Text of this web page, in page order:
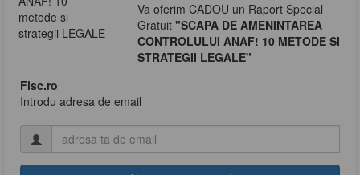
Va oferim CADOU un Raport Special
Gratuit "SCAPA DE AMENINTAREA
CONTROLULUI ANAF! 10 METODE SI
STRATEGII LEGALE"
Fisc.ro
Introdu adresa de email